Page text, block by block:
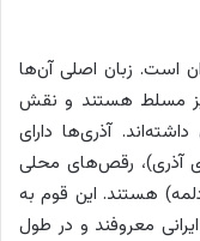
است. زبان اصلی آن‌ها
نیز مسلط هستند و نقش
آذری‌ها دارای
آذری)، رقص‌های محلی
هستند. این قوم به
معروفند و در طول